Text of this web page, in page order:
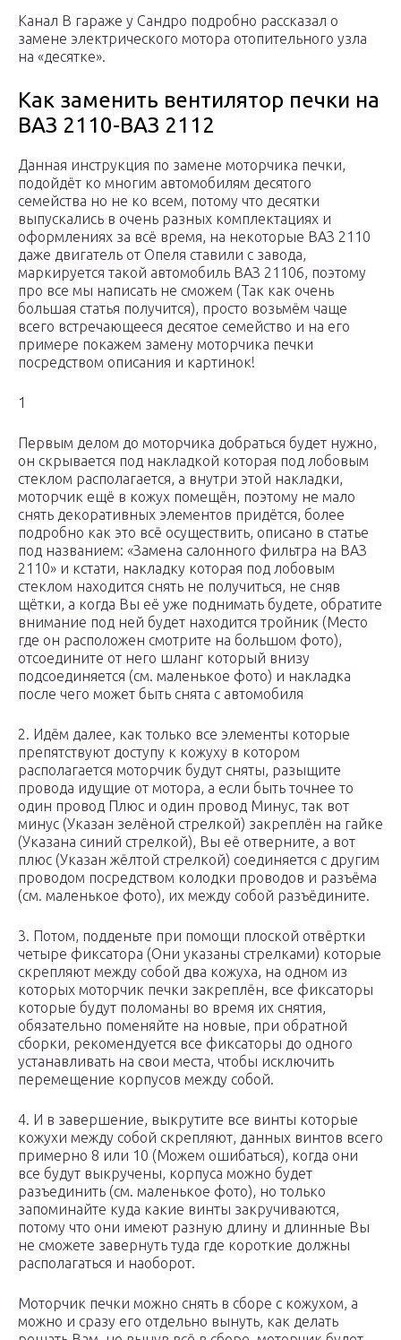
Канал В гараже у Сандро подробно рассказал о
замене электрического мотора отопительного узла
на «десятке».
Как заменить вентилятор печки на
ВАЗ 2110-ВАЗ 2112
Данная инструкция по замене моторчика печки,
подойдёт ко многим автомобилям десятого
семейства но не ко всем, потому что десятки
выпускались в очень разных комплектациях и
оформлениях за всё время, на некоторые ВАЗ 2110
даже двигатель от Опеля ставили с завода,
маркируется такой автомобиль ВАЗ 21106, поэтому
про все мы написать не сможем (Так как очень
большая статья получится), просто возьмём чаще
всего встречающееся десятое семейство и на его
примере покажем замену моторчика печки
посредством описания и картинок!
1
Первым делом до моторчика добраться будет нужно,
он скрывается под накладкой которая под лобовым
стеклом располагается, а внутри этой накладки,
моторчик ещё в кожух помещён, поэтому не мало
снять декоративных элементов придётся, более
подробно как это всё осуществить, описано в статье
под названием: «Замена салонного фильтра на ВАЗ
2110» и кстати, накладку которая под лобовым
стеклом находится снять не получиться, не сняв
щётки, а когда Вы её уже поднимать будете, обратите
внимание под ней будет находится тройник (Место
где он расположен смотрите на большом фото),
отсоедините от него шланг который внизу
подсоединяется (см. маленькое фото) и накладка
после чего может быть снята с автомобиля
2. Идём далее, как только все элементы которые
препятствуют доступу к кожуху в котором
располагается моторчик будут сняты, разыщите
провода идущие от мотора, а если быть точнее то
один провод Плюс и один провод Минус, так вот
минус (Указан зелёной стрелкой) закреплён на гайке
(Указана синий стрелкой), Вы её отверните, а вот
плюс (Указан жёлтой стрелкой) соединяется с другим
проводом посредством колодки проводов и разъёма
(см. маленькое фото), их между собой разъёдините.
3. Потом, подденьте при помощи плоской отвёртки
четыре фиксатора (Они указаны стрелками) которые
скрепляют между собой два кожуха, на одном из
которых моторчик печки закреплён, все фиксаторы
которые будут поломаны во время их снятия,
обязательно поменяйте на новые, при обратной
сборки, рекомендуется все фиксаторы до одного
устанавливать на свои места, чтобы исключить
перемещение корпусов между собой.
4. И в завершение, выкрутите все винты которые
кожухи между собой скрепляют, данных винтов всего
примерно 8 или 10 (Можем ошибаться), когда они
все будут выкручены, корпуса можно будет
разъединить (см. маленькое фото), но только
запоминайте куда какие винты закручиваются,
потому что они имеют разную длину и длинные Вы
не сможете завернуть туда где короткие должны
располагаться и наоборот.
Моторчик печки можно снять в сборе с кожухом, а
можно и сразу его отдельно вынуть, как делать